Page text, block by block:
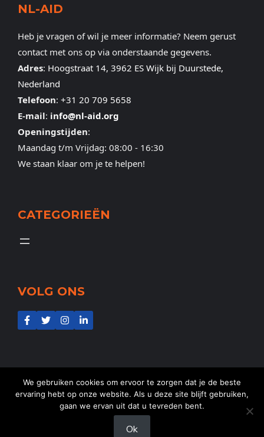
NL-AID
Heb je vragen of wil je meer informatie? Neem gerust
contact met ons op via onderstaande gegevens.
Adres: Hoogstraat 14, 3962 ES Wijk bij Duurstede,
Nederland
Telefoon: +31 20 709 5658
E-mail: info@nl-aid.org
Openingstijden:
Maandag t/m Vrijdag: 08:00 - 16:30
We staan klaar om je te helpen!
CATEGORIEËN
VOLG ONS
@2025NL-Aid- Alle rechten voorbehouden
We gebruiken cookies om ervoor te zorgen dat je de beste
ervaring hebt op onze website. Als u deze site blijft gebruiken,
gaan we ervan uit dat u tevreden bent.
Ok